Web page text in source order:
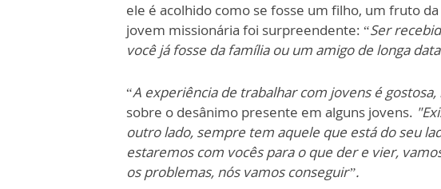
ele é acolhido como se fosse um filho, um fruto
jovem missionária foi surpreendente: “Ser
você já fosse da família ou um amigo de longa
“A experiência de trabalhar com jovens é
sobre o desânimo presente em alguns jovens.
outro lado, sempre tem aquele que está do seu
estaremos com vocês para o que der e vier,
os problemas, nós vamos conseguir”.